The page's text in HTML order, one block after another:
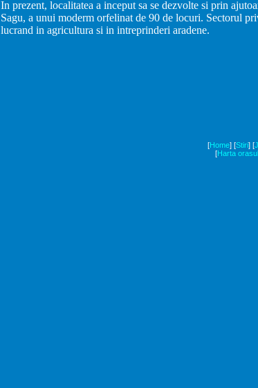
In prezent, localitatea a inceput sa se dezvolte si prin
Sagu, a unui moderm orfelinat de 90 de locuri. Sectorul
lucrand in agricultura si in intreprinderi aradene.
[Home] [Stiri] [
[Harta